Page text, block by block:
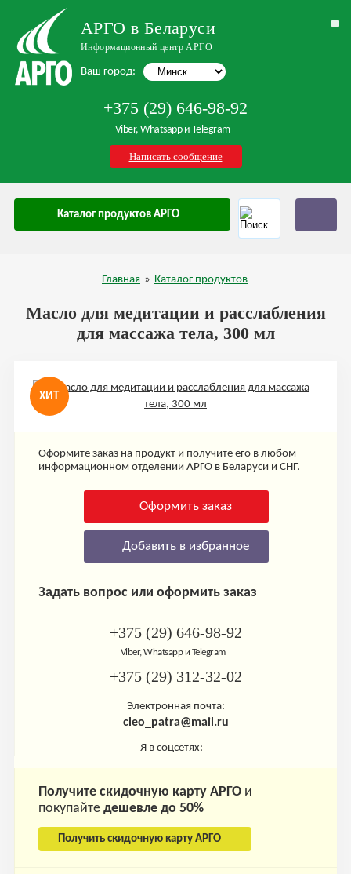
АРГО в Беларуси
Информационный центр АРГО
Ваш город:
+375 (29) 646-98-92
Viber, Whatsapp и Telegram
Написать сообщение
Каталог продуктов АРГО
Главная » Каталог продуктов
Масло для медитации и расслабления
для массажа тела, 300 мл
ХИТ
Оформите заказ на продукт и получите его в любом
информационном отделении АРГО в Беларуси и СНГ.
Оформить заказ
Добавить в избранное
Задать вопрос или оформить заказ
+375 (29) 646-98-92
Viber, Whatsapp и Telegram
+375 (29) 312-32-02
Электронная почта:
cleo_patra@mail.ru
Я в соцсетях:
Получите скидочную карту АРГОи
покупайте дешевле до 50%
Получить скидочную карту АРГО